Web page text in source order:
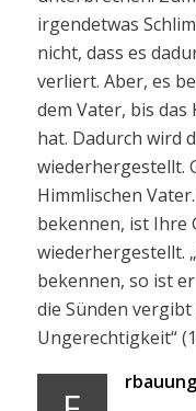
irgendetwas
nicht, dass es
verliert. Aber, es
dem Vater, bis
hat. Dadurch wird
wiederhergestellt.
Himmlischen
bekennen, ist Ihre
wiederhergestellt.
bekennen, so ist
die Sünden
Ungerechtigkeit“
rbauung